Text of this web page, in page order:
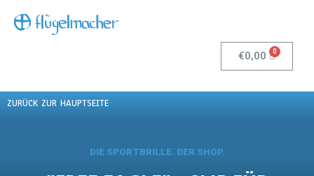
€0,00
ZURÜCK ZUR HAUPTSEITE
DIE SPORTBRILLE. DER SHOP.